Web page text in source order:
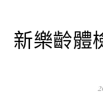
新樂齡體